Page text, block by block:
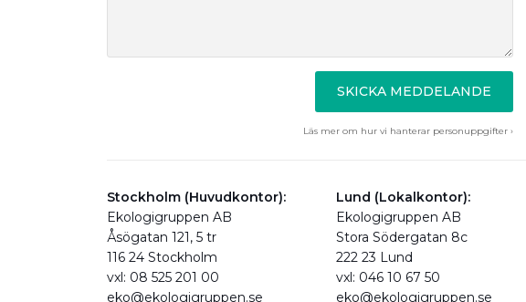
SKICKA MEDDELANDE
Läs mer om hur vi hanterar personuppgifter ›
Stockholm (Huvudkontor):
Ekologigruppen AB
Åsögatan 121, 5 tr
116 24 Stockholm
vxl: 08 525 201 00
eko@ekologigruppen.se
Lund (Lokalkontor):
Ekologigruppen AB
Stora Södergatan 8c
222 23 Lund
vxl: 046 10 67 50
eko@ekologigruppen.se